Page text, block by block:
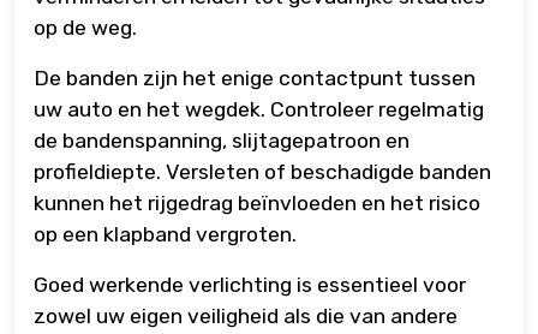
op de weg.
De banden zijn het enige contactpunt tussen
uw auto en het wegdek. Controleer regelmatig
de bandenspanning, slijtagepatroon en
profieldiepte. Versleten of beschadigde banden
kunnen het rijgedrag beïnvloeden en het risico
op een klapband vergroten.
Goed werkende verlichting is essentieel voor
zowel uw eigen veiligheid als die van andere